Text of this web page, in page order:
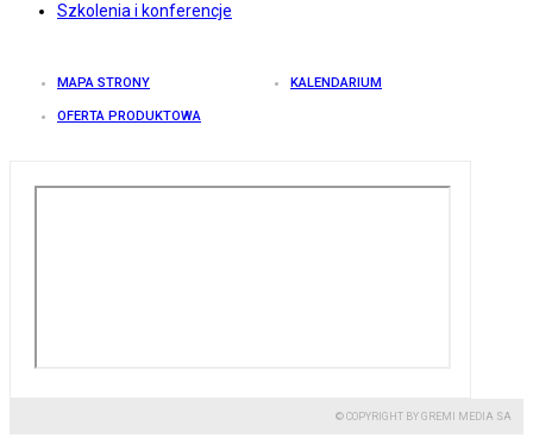
Szkolenia i konferencje
MAPA STRONY KALENDARIUM
OFERTA PRODUKTOWA
© COPYRIGHT BY GREMI MEDIA SA